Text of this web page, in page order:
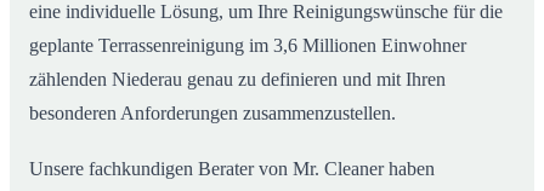
eine individuelle Lösung, um Ihre Reinigungswünsche für die
geplante Terrassenreinigung im 3,6 Millionen Einwohner
zählenden Niederau genau zu definieren und mit Ihren
besonderen Anforderungen zusammenzustellen.
Unsere fachkundigen Berater von Mr. Cleaner haben